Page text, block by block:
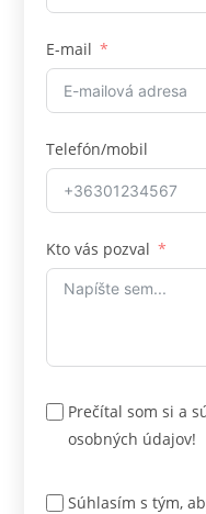
E-mail
Telefón/mobil
Kto vás pozval
Prečítal som si a
osobných údajov!
Súhlasím s tým,